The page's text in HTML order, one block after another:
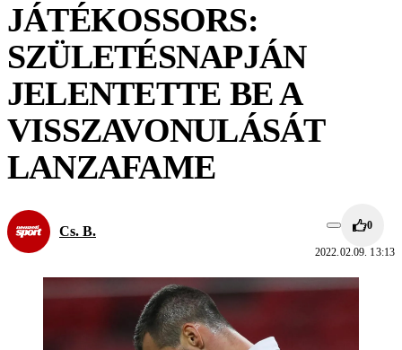
JÁTÉKOSSORS:
SZÜLETÉSNAPJÁN
JELENTETTE BE A
VISSZAVONULÁSÁT
LANZAFAME
Cs. B. 0
2022.02.09. 13:13